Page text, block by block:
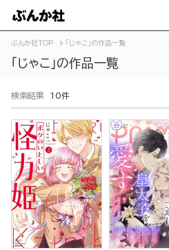
ぶんか社TOP 「じゃこ」の作品一覧
「じゃこ」の作品一覧
検索結果 10件